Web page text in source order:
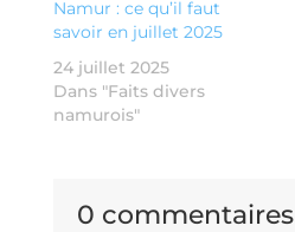
Namur : ce qu’il faut
savoir en juillet 2025
24 juillet 2025
Dans "Faits divers
namurois"
0 commentaires